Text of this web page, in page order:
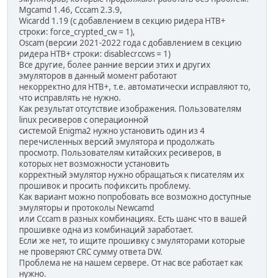
Mgcamd 1.46, Cccam 2.3.9,
Wicardd 1.19 (с добавлением в секцию ридера НТВ+
строки: force_crypted_cw = 1),
Oscam (версии 2021-2022 года с добавлением в секцию
ридера НТВ+ строки: disablecrccws = 1)
Все другие, более ранние версии этих и других
эмуляторов в данный момент работают
некорректно для НТВ+, т.е. автоматически исправляют то,
что исправлять не нужно.
Как результат отсутствие изображения. Пользователям
linux ресиверов с операционной
системой Enigma2 нужно установить один из 4
перечисленных версий эмулятора и продолжать
просмотр. Пользователям китайских ресиверов, в
которых нет возможности установить
корректный эмулятор нужно обращаться к писателям их
прошивок и просить пофиксить проблему.
Как вариант можно попробовать все возможно доступные
эмуляторы и протоколы Newcamd
или Cccam в разных комбинациях. Есть шанс что в вашей
прошивке одна из комбинаций заработает.
Если же нет, то ищите прошивку с эмуляторами которые
не проверяют CRC сумму ответа DW.
Проблема не на нашем сервере. От нас все работает как
нужно.